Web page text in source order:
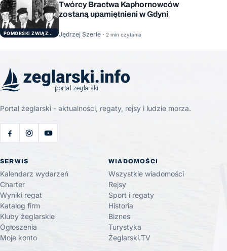
POMORSKI ZWIĄZEK ŻEGLARSKI
Twórcy Bractwa Kaphornowców
zostaną upamiętnieni w Gdyni
Jędrzej Szerle · 2 min czytania
Portal żeglarski - aktualności, regaty, rejsy i ludzie morza.
SERWIS
Kalendarz wydarzeń
Charter
Wyniki regat
Katalog firm
Kluby żeglarskie
Ogłoszenia
Moje konto
WIADOMOŚCI
Wszystkie wiadomości
Rejsy
Sport i regaty
Historia
Biznes
Turystyka
Żeglarski.TV